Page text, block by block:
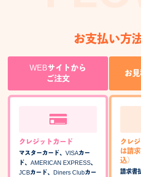
お支払い方
WEBサイトから
ご注文
お
クレジットカード
マスターカード、VISAカー
ド、AMERICAN EXPRESS、
JCBカード、Diners Clubカー
クレ
は請
込）
請求書